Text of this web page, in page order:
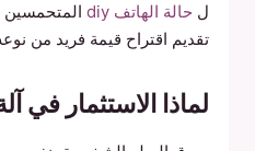
ل حالة الهاتف diy
تقديم اقتراح قيمة فريد من
لماذا الاستثمار في